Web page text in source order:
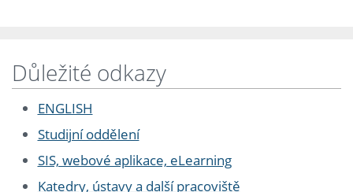
Důležité odkazy
ENGLISH
Studijní oddělení
SIS, webové aplikace, eLearning
Katedry, ústavy a další pracoviště